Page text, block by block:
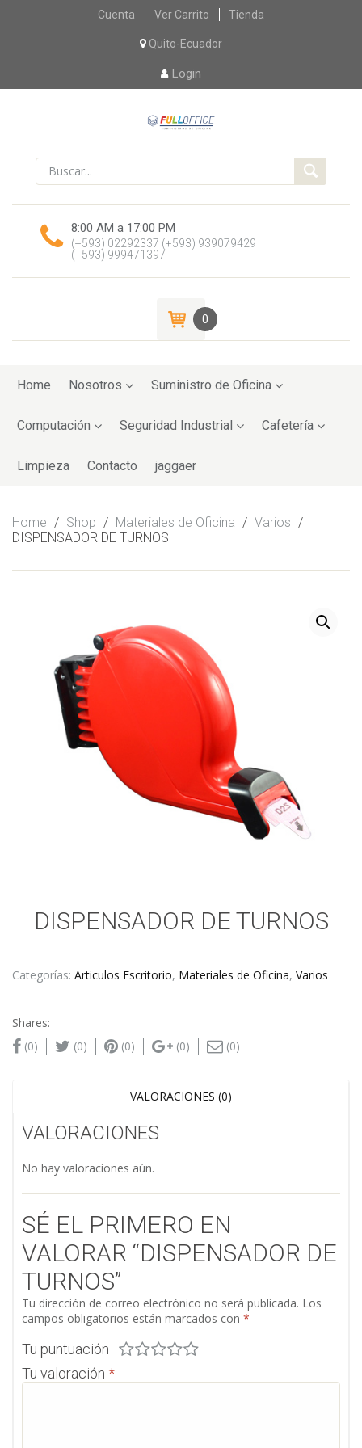
Skip
content
Cuenta Ver Carrito Tienda
Quito-Ecuador
Login
8:00 AM a 17:00 PM
(+593) 02292337 (+593) 939079429
(+593) 999471397
0
toHome Nosotros Suministro de Oficina
Computación Seguridad Industrial Cafetería
Limpieza Contacto jaggaer
Home / Shop / Materiales de Oficina / Varios /
DISPENSADOR DE TURNOS
DISPENSADOR DE TURNOS
Categorías: Articulos Escritorio, Materiales de Oficina, Varios
Shares:
(0)
(0) (0) (0) (0)
VALORACIONES (0)
VALORACIONES
No hay valoraciones aún.
SÉ EL PRIMERO EN
VALORAR “DISPENSADOR DE
TURNOS”
Tu dirección de correo electrónico no será publicada. Los
campos obligatorios están marcados con *
Tu puntuación
Tu valoración *